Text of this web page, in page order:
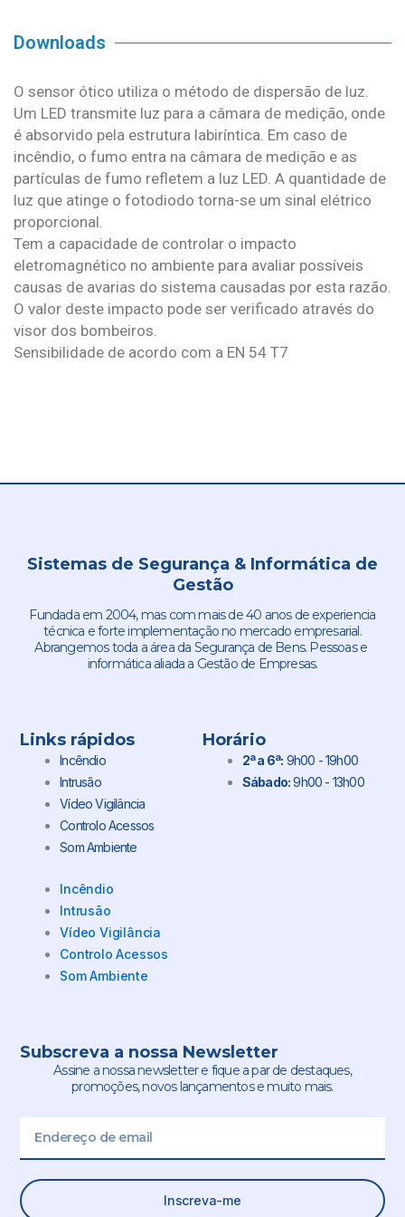
Downloads
O sensor ótico utiliza o método de dispersão de luz.
Um LED transmite luz para a câmara de medição, onde
é absorvido pela estrutura labiríntica. Em caso de
incêndio, o fumo entra na câmara de medição e as
partículas de fumo refletem a luz LED. A quantidade de
luz que atinge o fotodiodo torna-se um sinal elétrico
proporcional.
Tem a capacidade de controlar o impacto
eletromagnético no ambiente para avaliar possíveis
causas de avarias do sistema causadas por esta razão.
O valor deste impacto pode ser verificado através do
visor dos bombeiros.
Sensibilidade de acordo com a EN 54 T7
Sistemas de Segurança & Informática de
Gestão
Fundada em 2004, mas com mais de 40 anos de experiencia
técnica e forte implementação no mercado empresarial.
Abrangemos toda a área da Segurança de Bens. Pessoas e
informática aliada a Gestão de Empresas.
Links rápidos
Incêndio
Intrusão
Vídeo Vigilância
Controlo Acessos
Som Ambiente
Incêndio
Intrusão
Vídeo Vigilância
Controlo Acessos
Som Ambiente
Horário
2ª a 6ª: 9h00 - 19h00
Sábado:9h00 - 13h00
Subscreva a nossa Newsletter
Assine a nossa newsletter e fique a par de destaques,
promoções, novos lançamentos e muito mais.
Inscreva-me